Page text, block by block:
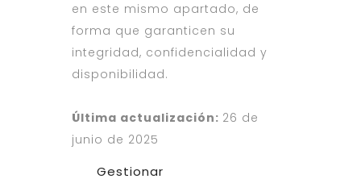
Gestionar
en este mismo apartado, de
forma que garanticen su
integridad, confidencialidad y
disponibilidad.
Última actualización: 26 de
junio de 2025